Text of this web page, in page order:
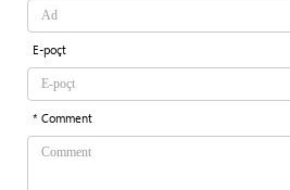
E-poçt
* Comment